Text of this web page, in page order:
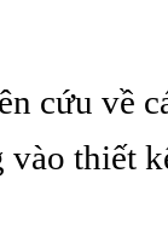
cứu về
thiết